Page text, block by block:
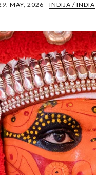
MAY, 2026 INDIJA / INDIA